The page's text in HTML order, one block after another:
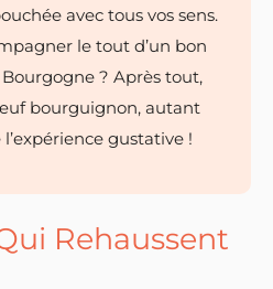
avec tous vos sens.
le tout d’un bon
? Après tout,
bourguignon, autant
gustative !
Rehaussent